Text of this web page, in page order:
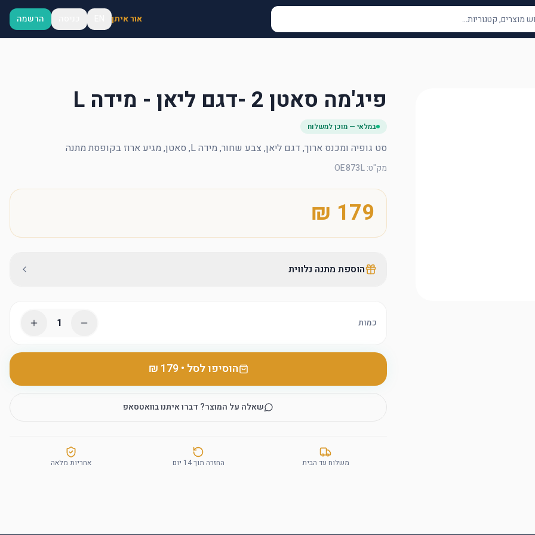
אור איתן הרשמה
פיג'מה סאטן 2 -דגם ליאן - מידה L
במלאי — מוכן למשלוח
סט גופיה ומכנס ארוך, דגם ליאן, צבע שחור, מידה L, סאטן, מגיע ארוז בקופסת מתנה
מק"ט:
OE873L
הוספת מתנה נלווית
כמות 1
הוסיפו לסל •
‏179 ₪
שאלה על המוצר? דברו איתנו בוואטסאפ
משלוח עד הבית החזרה תוך 14 יום אחריות מלאה